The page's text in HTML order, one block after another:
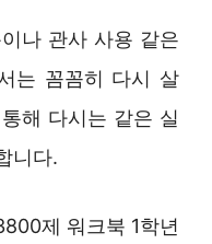
나 관사 사용 같은
는 꼼꼼히 다시 살
해 다시는 같은 실
니다.
제 워크북 1학년